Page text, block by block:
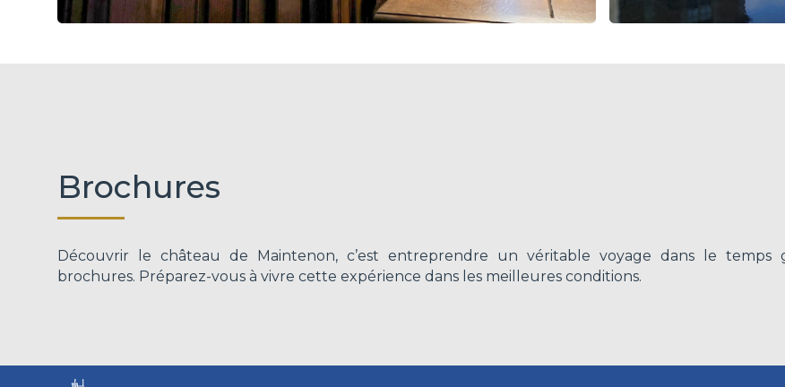
Brochures
Découvrir le château de Maintenon, c’est entreprendre un véritable voyage dans le temps
brochures. Préparez-vous à vivre cette expérience dans les meilleures conditions.